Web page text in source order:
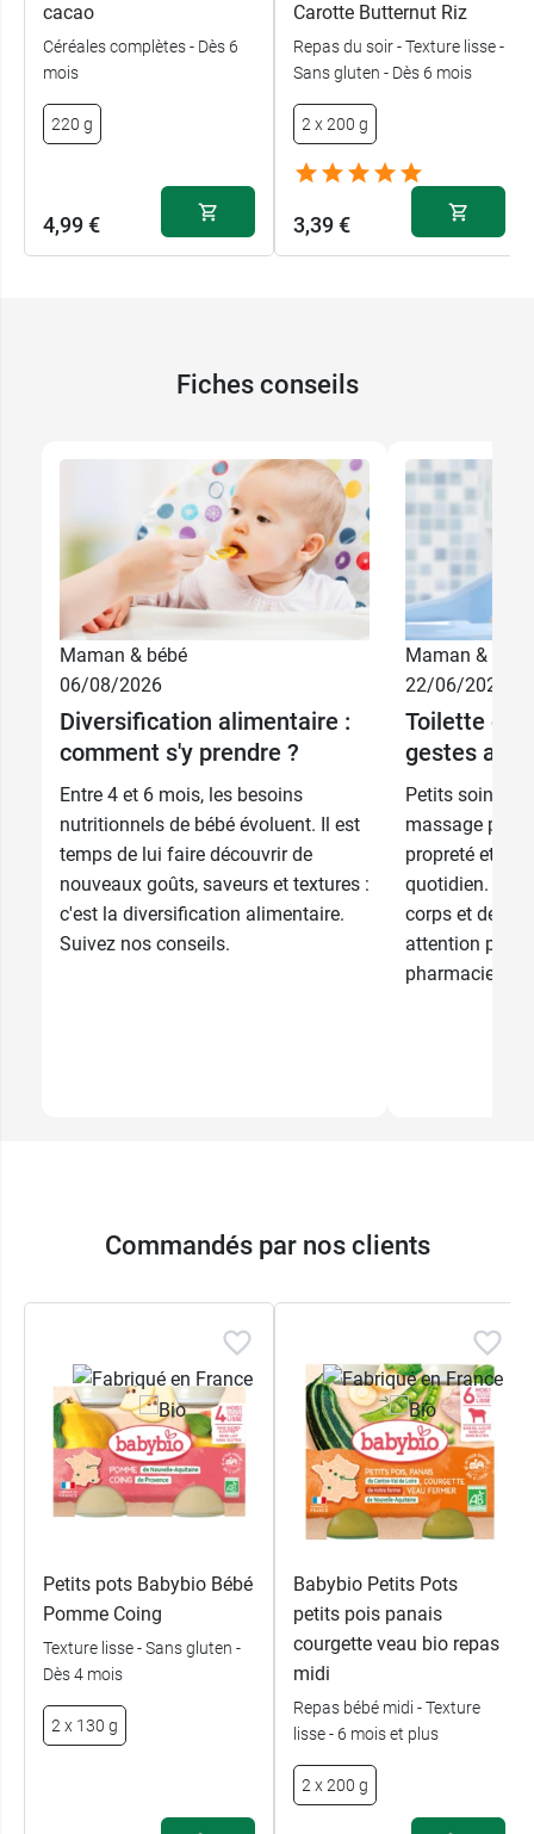
cacao
Céréales complètes - Dès 6
mois
220 g
4,99 €
Carotte Butternut Riz
Repas du soir - Texture lisse -
Sans gluten - Dès 6 mois
2 x 200 g
3,39 €
Fiches conseils
Maman & bébé
06/08/2026
Diversification alimentaire :
comment s'y prendre ?
Entre 4 et 6 mois, les besoins
nutritionnels de bébé évoluent. Il est
temps de lui faire découvrir de
nouveaux goûts, saveurs et textures :
c'est la diversification alimentaire.
Suivez nos conseils.
Maman & bébé
22/06/2026
Toilette de
gestes au
Petits soins,
massage
propreté et au
quotidien.
corps et de
attention
pharmaciens...
Commandés par nos clients
Petits pots Babybio Bébé
Pomme Coing
Texture lisse - Sans gluten -
Dès 4 mois
2 x 130 g
Babybio Petits Pots
petits pois panais
courgette veau bio repas
midi
Repas bébé midi - Texture
lisse - 6 mois et plus
2 x 200 g